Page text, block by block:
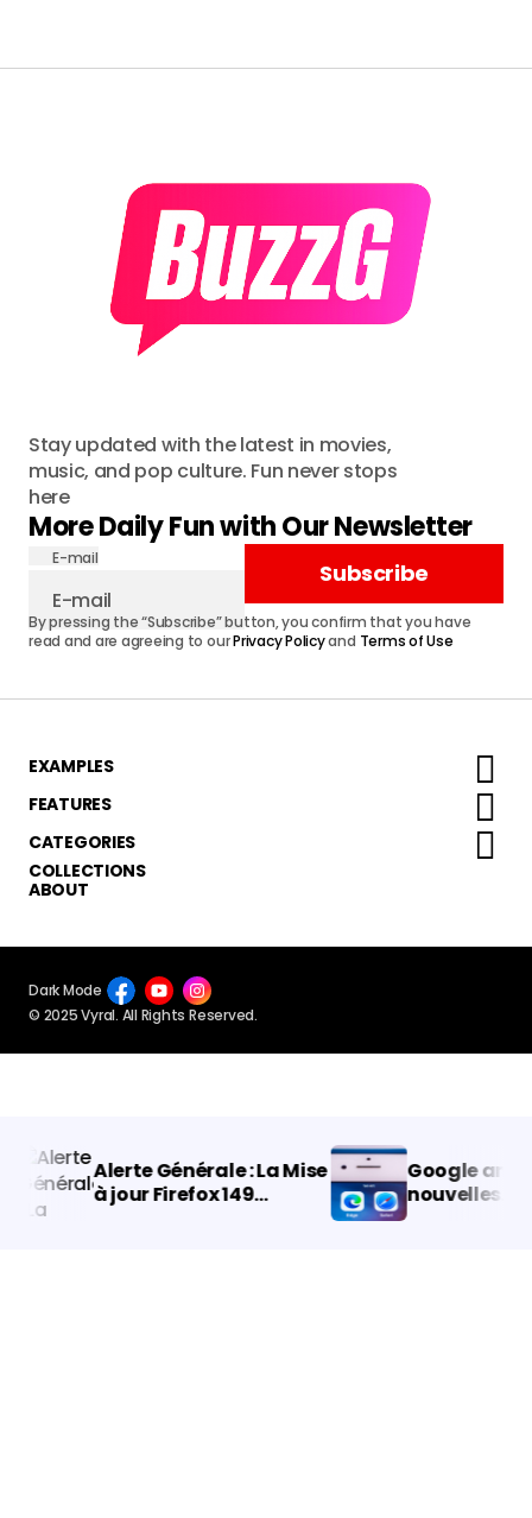
Stay updated with the latest in movies,
music, and pop culture. Fun never stops
here
More Daily Fun with Our Newsletter
E-mail
Subscribe
By pressing the “Subscribe” button, you confirm that you have
read and are agreeing to ourPrivacy Policyand Terms of Use
EXAMPLES
FEATURES
CATEGORIES
COLLECTIONS
ABOUT
© 2025 Vyral. All Rights Reserved.
Dark Mode
Alerte Générale : La Mise
à jour Firefox 149
Google
nouvelles